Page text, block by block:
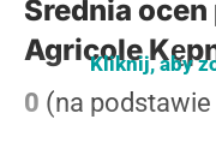
Średnia
Agricole
0 (na
Kliknij, aby